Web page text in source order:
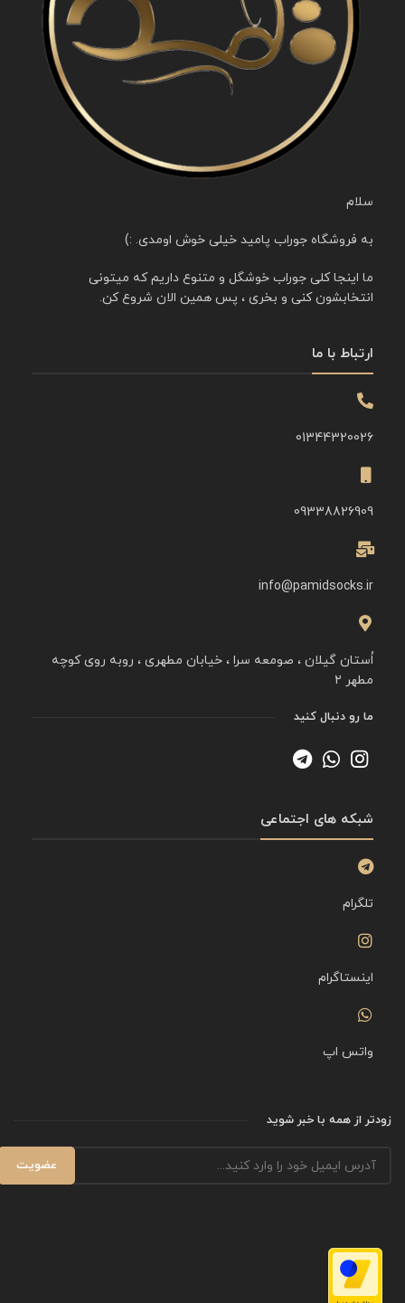
سلام
به فروشگاه جوراب پامید خیلی خوش اومدی. :)
ما اینجا کلی جوراب خوشگل و متنوع داریم که میتونی
انتخابشون کنی و بخری ، پس همین الان شروع کن.
ارتباط با ما
01344320026
09338826909
info@pamidsocks.ir
اُستان گیلان ، صومعه سرا ، خیابان مطهری ، روبه روی کوچه
مطهر ۲
ما رو دنبال کنید
شبکه های اجتماعی
تلگرام
اینستاگرام
واتس اپ
زودتر از همه با خبر شوید